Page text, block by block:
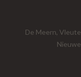
De Meern,